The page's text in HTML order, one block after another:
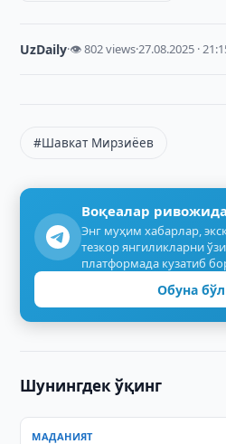
UzDaily·👁 802 views·27.08.2025 ·
#Шавкат Мирзиёев
Воқеалар
Энг муҳим хабарлар,
тезкор янгиликларни
платформада кузатиб
Обуна
Шунингдек ўқинг
МАДАНИЯТ